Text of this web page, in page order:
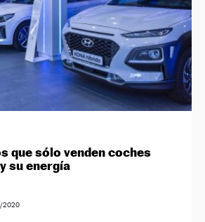
que sólo venden coches
su energía
2020